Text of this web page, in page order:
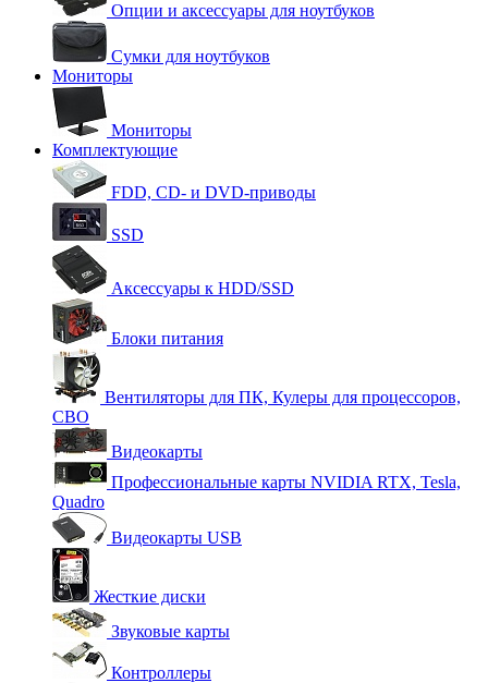
Опции и аксессуары для ноутбуков
Сумки для ноутбуков
Мониторы
Мониторы
Комплектующие
FDD, CD- и DVD-приводы
SSD
Аксессуары к HDD/SSD
Блоки питания
Вентиляторы для ПК, Кулеры для процессоров,
СВО
Видеокарты
Профессиональные карты NVIDIA RTX, Tesla,
Quadro
Видеокарты USB
Жесткие диски
Звуковые карты
Контроллеры